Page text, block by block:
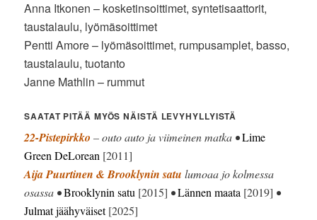
Anna Itkonen – kosketinsoittimet, syntetisaattorit,
taustalaulu, lyömäsoittimet
Pentti Amore – lyömäsoittimet, rumpusamplet, basso,
taustalaulu, tuotanto
Janne Mathlin – rummut
SAATAT PITÄÄ MYÖS NÄISTÄ LEVYHYLLYISTÄ
22-Pistepirkko – outo auto ja viimeinen matka •Lime
Green DeLorean [2011]
Aija Puurtinen & Brooklynin satu lumoaa jo kolmessa
osassa •Brooklynin satu [2015] •Lännen maata [2019] •
Julmat jäähyväiset[2025]